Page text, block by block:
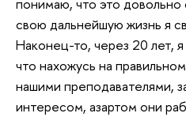
понимаю, что это
свою дальнейшую жизнь я
Наконец-то, через 20 лет,
что нахожусь на
нашими преподавателями,
интересом, азартом они